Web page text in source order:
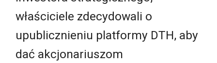
właściciele zdecydowali o
upublicznieniu platformy DTH, aby
dać akcjonariuszom